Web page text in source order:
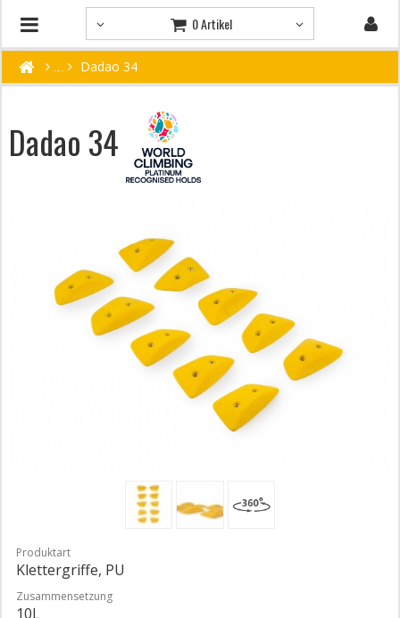
0 Artikel
Dadao 34
Dadao 34
Produktart
Klettergriffe, PU
Zusammensetzung
10L